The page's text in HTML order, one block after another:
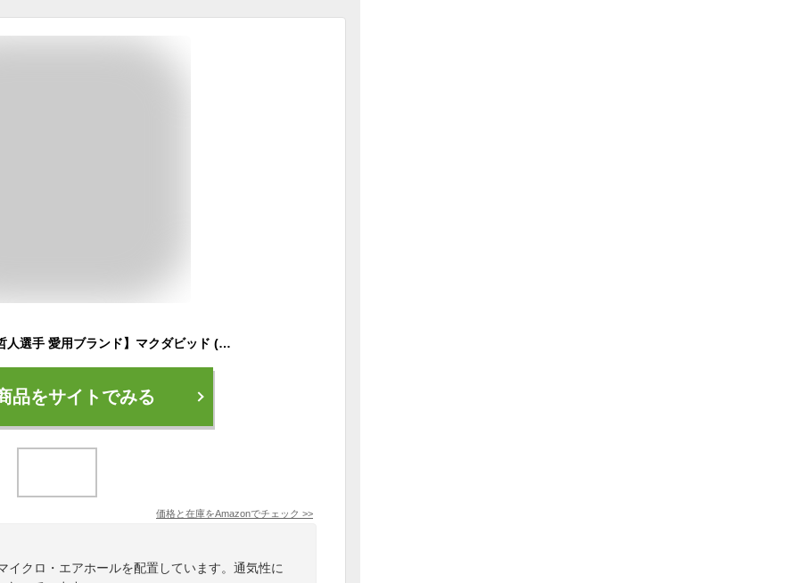
【東京ヤクルト 山田哲人選手 愛用ブランド】マクダビッド (McDavid) ひざ 膝 サポーター M4192 ダブルニーラップ 左右兼用 固定 圧迫 ダブルラップ S ブラック スポーツ 日常生活
品をサイトでみる
価格と在庫をAmazonでチェック >>
イクロ・エアホールを配置しています。通気性に